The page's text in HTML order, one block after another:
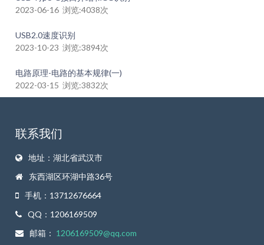
2023-06-16 浏览:4038次
USB2.0速度识别
2023-10-23 浏览:3894次
电路原理-电路的基本规律(一)
2022-03-15 浏览:3832次
联系我们
地址：湖北省武汉市
东西湖区环湖中路36号
手机：13712676664
QQ：1206169509
邮箱： 1206169509@qq.com